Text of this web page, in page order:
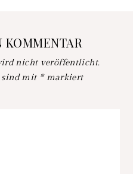
KOMMENTAR
nicht veröffentlicht.
sind mit *markiert